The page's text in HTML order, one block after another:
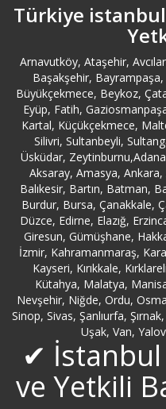
Burdur Logo Destek
Büyükçekmece Logo
Çanakkale Logo Destek
Çankırı Logo Destek
Çatalca Logo Destek
Çekmeköy Logo Destek
Çorum Logo Destek
Denizli Logo Destek
Diyarbakır Logo Destek
Türkiye
Arnavutköy, Ataşehir,
Başakşehir,
Büyükçekmece, Beykoz,
Eyüp, Fatih,
Kartal, Küçükçekmece,
Silivri, Sultanbeyli,
Üsküdar,
Aksaray, Amasya,
Balıkesir, Bartın, Batman,
Burdur, Bursa, Çanakkale,
Düzce, Edirne, Elazığ,
Giresun, Gümüşhane,
İzmir, Kahramanmaraş,
Kayseri, Kırıkkale,
Kütahya, Malatya,
Nevşehir, Niğde, Ordu,
Sinop, Sivas, Şanlıurfa,
Uşak, Van,
✔
ve Yetkili